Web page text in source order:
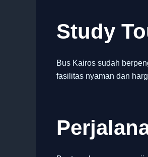
Study
Bus Kairos sudah
fasilitas nyaman dan